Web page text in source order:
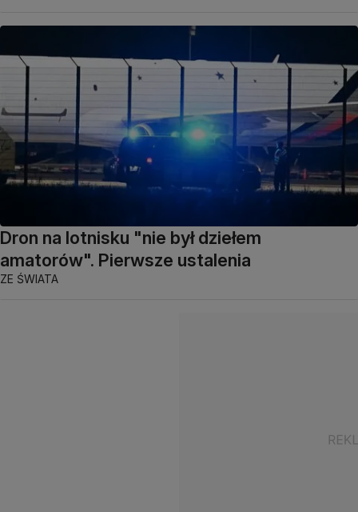
Dron na lotnisku "nie był dziełem
amatorów". Pierwsze ustalenia
ZE ŚWIATA